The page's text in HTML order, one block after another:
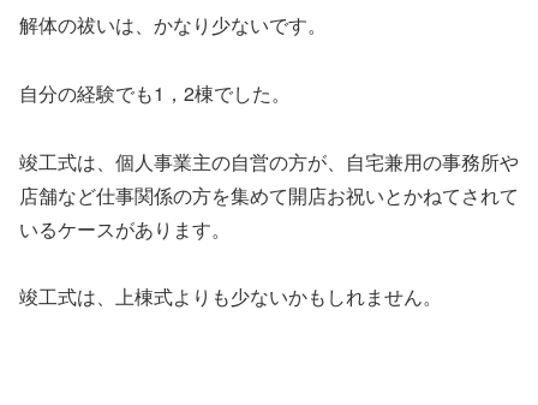
解体の祓いは、かなり少ないです。
自分の経験でも1，2棟でした。
竣工式は、個人事業主の自営の方が、自宅兼用の事務所や
店舗など仕事関係の方を集めて開店お祝いとかねてされて
いるケースがあります。
竣工式は、上棟式よりも少ないかもしれません。